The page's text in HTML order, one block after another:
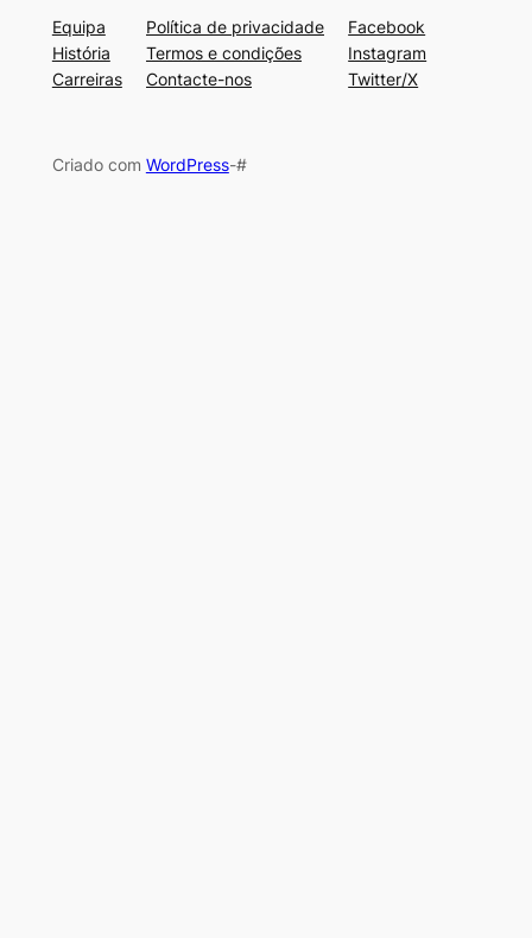
Equipa
História
Carreiras
Política de privacidade
Termos e condições
Contacte-nos
Facebook
Instagram
Twitter/X
Criado com WordPress-#